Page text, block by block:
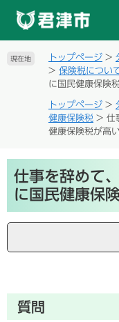
現在地 トップページ >
> 保険税につい
に国民健康保険
トップページ >
健康保険税 > 仕
健康保険税が高
文仕事を辞めて
に国民健康保
質問